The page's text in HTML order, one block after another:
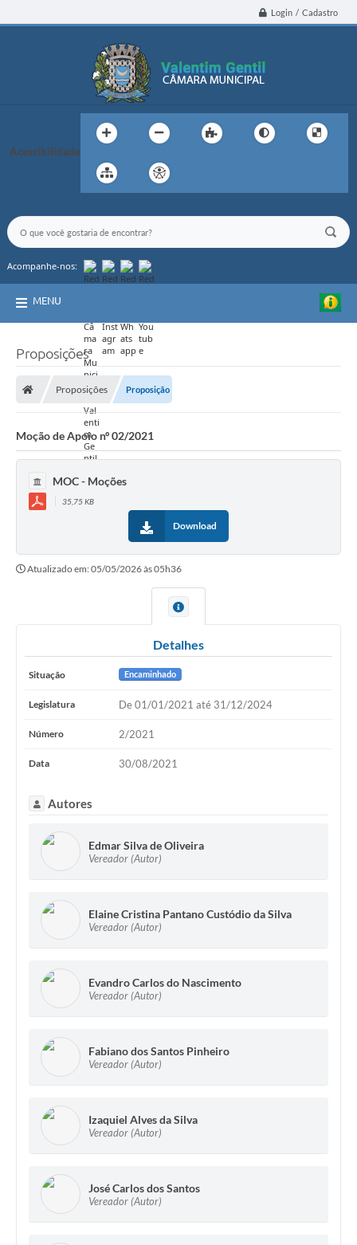
Login / Cadastro
Acessibilidade
Acompanhe-nos:
MENU
Proposições
Proposições Proposição
Moção de Apoio nº 02/2021
MOC - Moções
35,75 KB
Download
Atualizado em: 05/05/2026 às 05h36
Detalhes
Situação Encaminhado
Legislatura De 01/01/2021 até 31/12/2024
Número 2/2021
Data 30/08/2021
Autores
Edmar Silva de Oliveira
Vereador (Autor)
Elaine Cristina Pantano Custódio da Silva
Vereador (Autor)
Evandro Carlos do Nascimento
Vereador (Autor)
Fabiano dos Santos Pinheiro
Vereador (Autor)
Izaquiel Alves da Silva
Vereador (Autor)
José Carlos dos Santos
Vereador (Autor)